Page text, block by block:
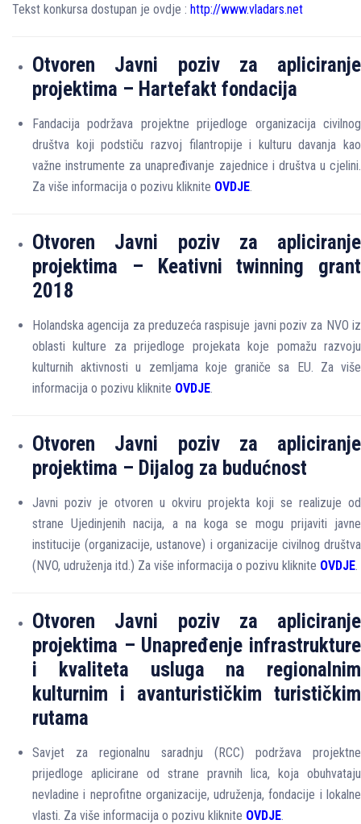
Tekst konkursa dostupan je ovdje : http://www.vladars.net
Otvoren Javni poziv za
apliciranje
projektima – Hartefakt fondacija
Fandacija podržava projektne prijedloge organizacija civilnog
društva koji podstiču razvoj filantropije i kulturu davanja kao
važne instrumente za unapređivanje zajednice i društva u cjelini.
Za više informacija o pozivu kliknite OVDJE.
Otvoren Javni poziv za
apliciranje
projektima – Keativni twinning grant
2018
Holandska agencija za preduzeća raspisuje javni poziv za NVO iz
oblasti kulture za prijedloge projekata koje pomažu razvoju
kulturnih aktivnosti u zemljama koje graniče sa EU. Za više
informacija o pozivu kliknite OVDJE.
Otvoren Javni poziv za
apliciranje
projektima – Dijalog za budućnost
Javni poziv je otvoren u okviru projekta koji se realizuje od
strane Ujedinjenih nacija, a na koga se mogu prijaviti javne
institucije (organizacije, ustanove) i organizacije civilnog društva
(NVO, udruženja itd.) Za više informacija o pozivu kliknite OVDJE.
Otvoren Javni poziv za
apliciranje
projektima – Unapređenje infrastrukture
i
kvaliteta usluga na
regionalnim
kulturnim i avanturističkim turističkim
rutama
Savjet za regionalnu saradnju (RCC) podržava projektne
prijedloge aplicirane od strane pravnih lica, koja obuhvataju
nevladine i neprofitne organizacije, udruženja, fondacije i lokalne
vlasti. Za više informacija o pozivu kliknite OVDJE.